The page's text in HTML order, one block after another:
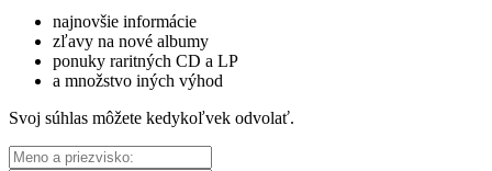
najnovšie informácie
zľavy na nové albumy
ponuky raritných CD a LP
a množstvo iných výhod
Svoj súhlas môžete kedykoľvek odvolať.